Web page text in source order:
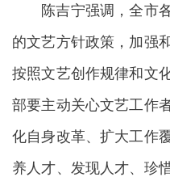
陈吉宁强调，全市各
的文艺方针政策，加强
按照文艺创作规律和文
部要主动关心文艺工作
化自身改革、扩大工作
养人才、发现人才、珍